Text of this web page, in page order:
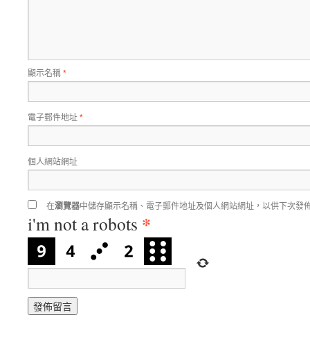
顯示名稱*
電子郵件地址*
個人網站網址
在瀏覽器中儲存顯示名稱、電子郵件地址及個人網站網址，以供下次發
i'm not a robots *